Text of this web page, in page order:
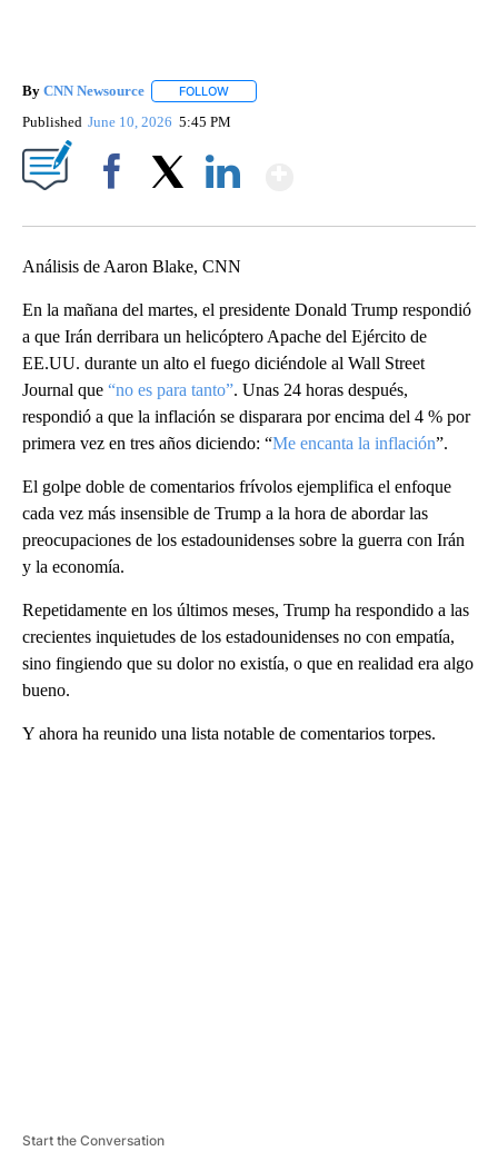
By CNN Newsource FOLLOW
Published June 10, 2026 5:45 PM
Análisis de Aaron Blake, CNN
En la mañana del martes, el presidente Donald Trump respondió
a que Irán derribara un helicóptero Apache del Ejército de
EE.UU. durante un alto el fuego diciéndole al Wall Street
Journal que “no es para tanto”. Unas 24 horas después,
respondió a que la inflación se disparara por encima del 4 % por
primera vez en tres años diciendo: “Me encanta la inflación”.
El golpe doble de comentarios frívolos ejemplifica el enfoque
cada vez más insensible de Trump a la hora de abordar las
preocupaciones de los estadounidenses sobre la guerra con Irán
y la economía.
Repetidamente en los últimos meses, Trump ha respondido a las
crecientes inquietudes de los estadounidenses no con empatía,
sino fingiendo que su dolor no existía, o que en realidad era algo
bueno.
Y ahora ha reunido una lista notable de comentarios torpes.
Start the Conversation